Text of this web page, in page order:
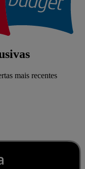
mais recentes